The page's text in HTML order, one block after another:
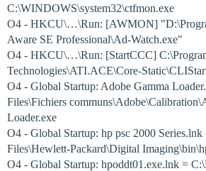
C:\WINDOWS\system32\ctfmon.exe
O4 - HKCU\…\Run: [AWMON]
Aware SE Professional\Ad-Watch.exe"
O4 - HKCU\…\Run: [StartCCC]
Technologies\ATI.ACE\Core-
O4 - Global Startup: Adobe Gamma
Files\Fichiers
Loader.exe
O4 - Global Startup: hp psc 2000
Files\Hewlett-Packard\Digital
O4 - Global Startup: hpoddt01.exe.lnk =